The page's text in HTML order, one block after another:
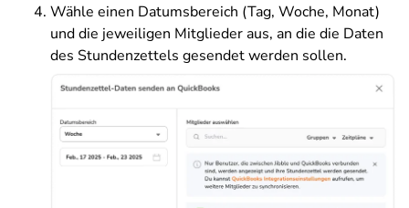
Wähle einen Datumsbereich (Tag, Woche, Monat)
und die jeweiligen Mitglieder aus, an die die Daten
des Stundenzettels gesendet werden sollen.